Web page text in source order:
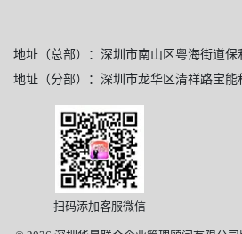
地址（总部）：深圳市南山区粤海街道保
地址（分部）：深圳市龙华区清祥路宝能
扫码添加客服微信